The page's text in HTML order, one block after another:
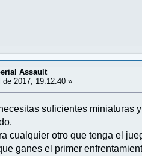
Assault
de 2017, 19:12:40 »
suficientes miniaturas
cualquier otro que tenga el
ganes el primer